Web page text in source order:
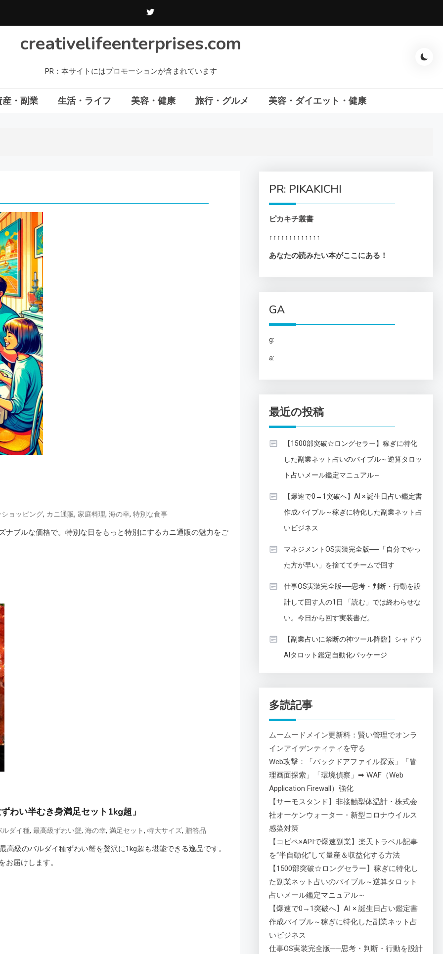
creativelifeenterprises.com
PR：本サイトにはプロモーションが含まれています
産・副業 生活・ライフ 美容・健康 旅行・グルメ 美容・ダイエット・健康
ョッピング, カニ通販, 家庭料理, 海の幸, 特別な食事
ブルな価格で。特別な日をもっと特別にするカニ通販の魅力をご
わい半むき身満足セット1kg超」
ルダイ種, 最高級ずわい蟹, 海の幸, 満足セット, 特大サイズ, 贈答品
高級のバルダイ種ずわい蟹を贅沢に1kg超も堪能できる逸品です。
届けします。
PR: PIKAKICHI
ピカキチ叢書
↑↑↑↑↑↑↑↑↑↑↑↑↑
あなたの読みたい本がここにある！
GA
g:
a:
最近の投稿
【1500部突破☆ロングセラー】稼ぎに特化
した副業ネット占いのバイブル～逆算タロッ
ト占いメール鑑定マニュアル～
【爆速で0→1突破へ】AI × 誕生日占い鑑定書
作成バイブル～稼ぎに特化した副業ネット占
いビジネス
マネジメントOS実装完全版──「自分でやっ
た方が早い」を捨ててチームで回す
仕事OS実装完全版──思考・判断・行動を設
計して回す人の1日 「読む」では終わらせな
い。今日から回す実装書だ。
【副業占いに禁断の神ツール降臨】シャドウ
AIタロット鑑定自動化パッケージ
多読記事
ムームードメイン更新料：賢い管理でオンラ
インアイデンティティを守る
Web攻撃：「バックドアファイル探索」「管
理画面探索」「環境偵察」➡ WAF（Web
Application Firewall）強化
【サーモスタンド】非接触型体温計・株式会
社オーケンウォーター・新型コロナウイルス
感染対策
【コピペ×APIで爆速副業】楽天トラベル記事
を“半自動化”して量産＆収益化する方法
【1500部突破☆ロングセラー】稼ぎに特化し
た副業ネット占いのバイブル～逆算タロット
占いメール鑑定マニュアル～
【爆速で0→1突破へ】AI × 誕生日占い鑑定書
作成バイブル～稼ぎに特化した副業ネット占
いビジネス
仕事OS実装完全版──思考・判断・行動を設計